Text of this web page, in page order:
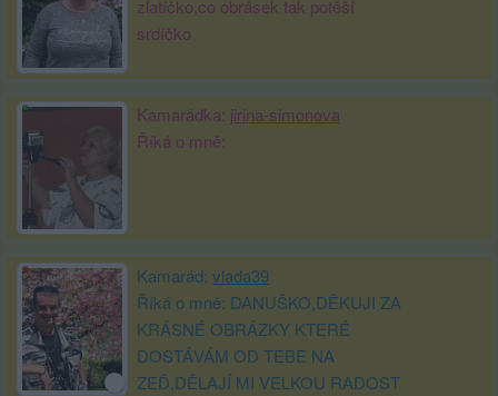
zlatíčko,co obrásek tak potěší
srdíčko
Kamarádka: jirina-simonova
Říká o mně:
Kamarád: vlada39
Říká o mně: DANUŠKO,DĚKUJI ZA
KRÁSNÉ OBRÁZKY KTERÉ
DOSTÁVÁM OD TEBE NA
ZEĎ,DĚLAJÍ MI VELKOU RADOST